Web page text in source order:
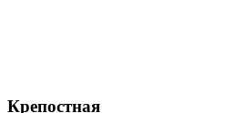
Крепостная